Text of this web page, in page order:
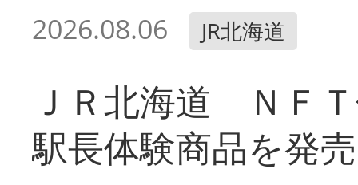
2026.08.06 JR北海道
ＪＲ北海道 ＮＦ
駅長体験商品を発売